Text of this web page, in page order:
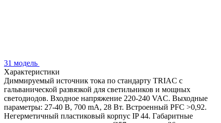
31 модель
Характеристики
Диммируемый источник тока по стандарту TRIAC с
гальванической развязкой для светильников и мощных
светодиодов. Входное напряжение 220-240 VAC. Выходные
параметры: 27-40 В, 700 mА, 28 Вт. Встроенный PFC >0,92.
Негерметичный пластиковый корпус IP 44. Габаритные